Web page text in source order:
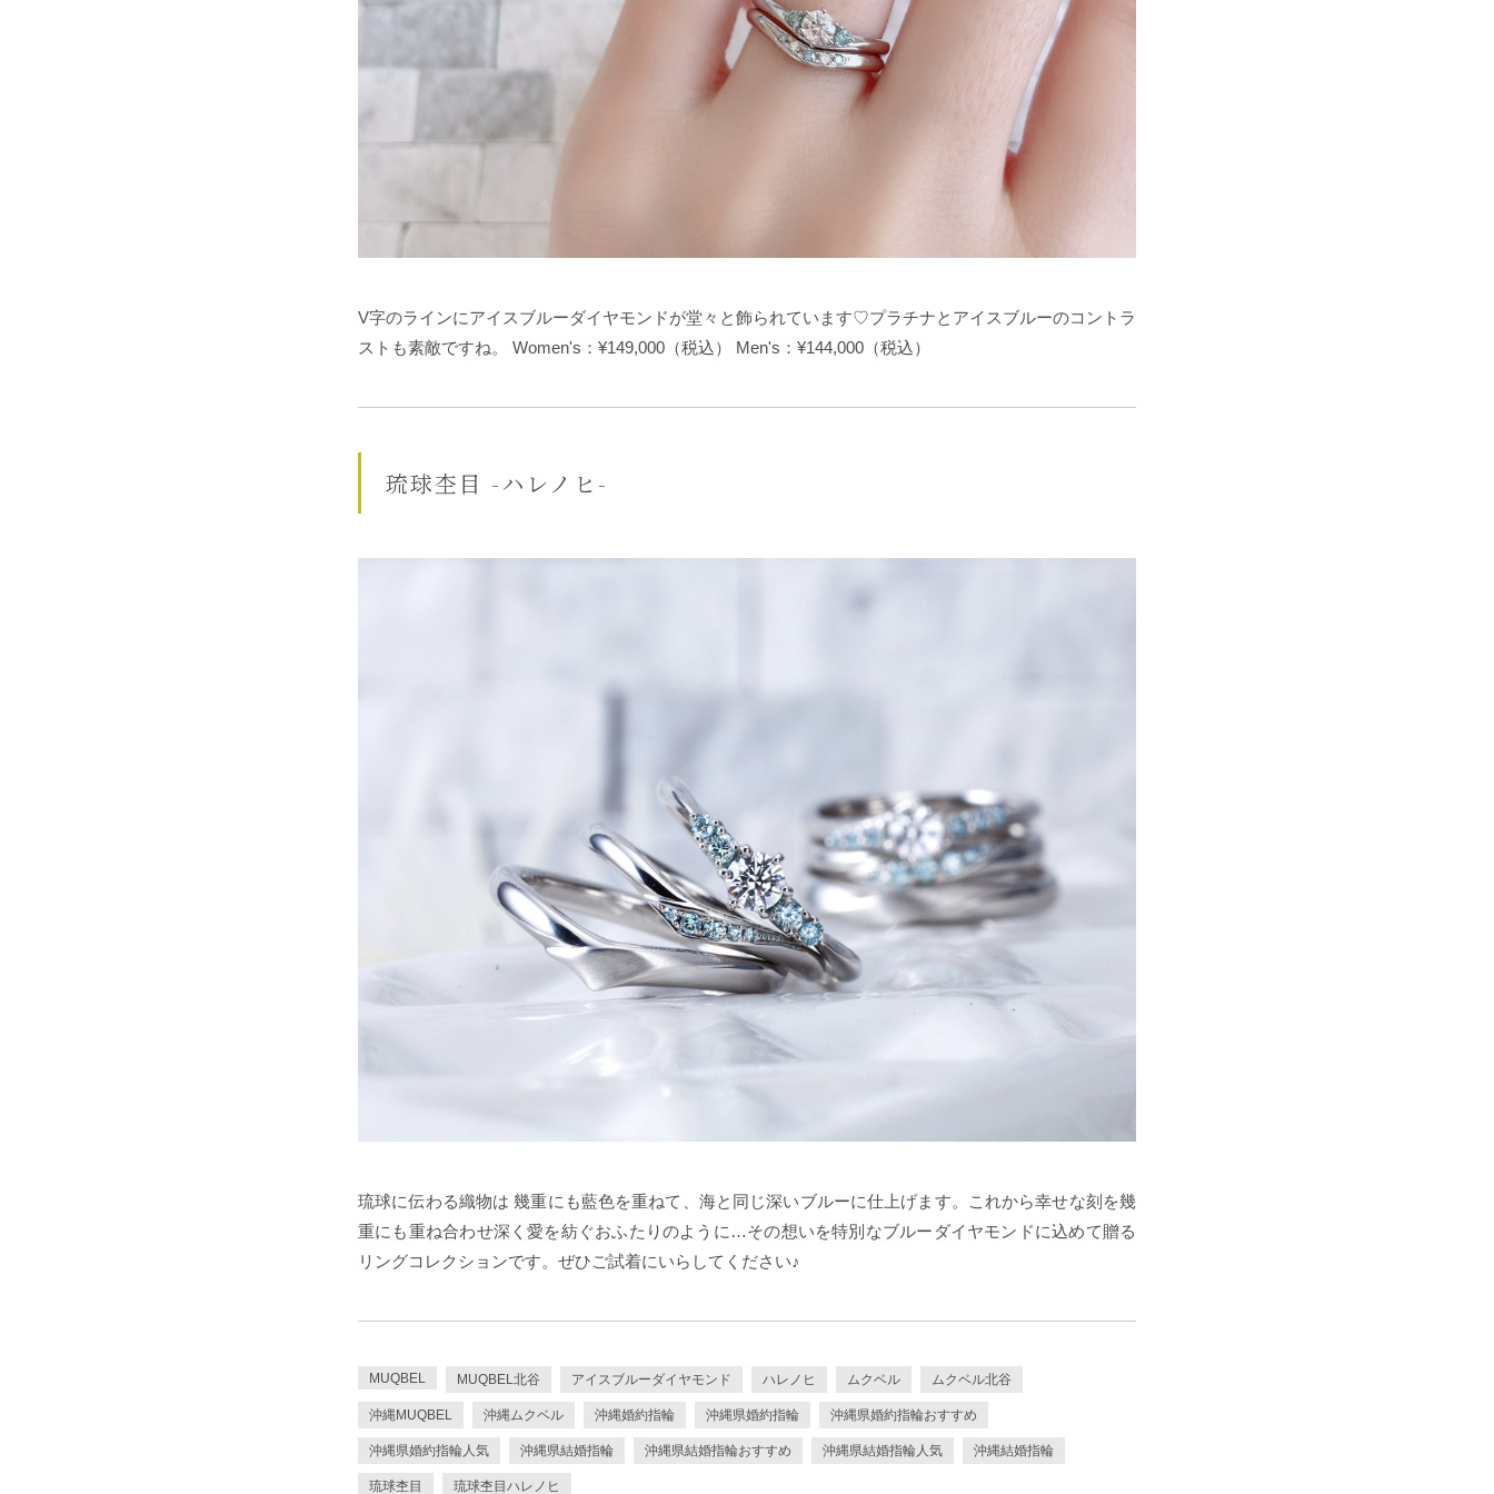
V字のラインにアイスブルーダイヤモンドが堂々と飾られています♡プラチナとアイスブルーのコントラ
ストも素敵ですね。 Women's：¥149,000（税込） Men's：¥144,000（税込）
琉球杢目 -ハレノヒ-
琉球に伝わる織物は 幾重にも藍色を重ねて、海と同じ深いブルーに仕上げます。これから幸せな刻を幾
重にも重ね合わせ深く愛を紡ぐおふたりのように…その想いを特別なブルーダイヤモンドに込めて贈る
リングコレクションです。ぜひご試着にいらしてください♪
MUQBEL MUQBEL北谷 アイスブルーダイヤモンド ハレノヒ ムクベル ムクベル北谷
沖縄MUQBEL 沖縄ムクベル 沖縄婚約指輪 沖縄県婚約指輪 沖縄県婚約指輪おすすめ
沖縄県婚約指輪人気 沖縄県結婚指輪 沖縄県結婚指輪おすすめ 沖縄県結婚指輪人気 沖縄結婚指輪
琉球杢目 琉球杢目ハレノヒ